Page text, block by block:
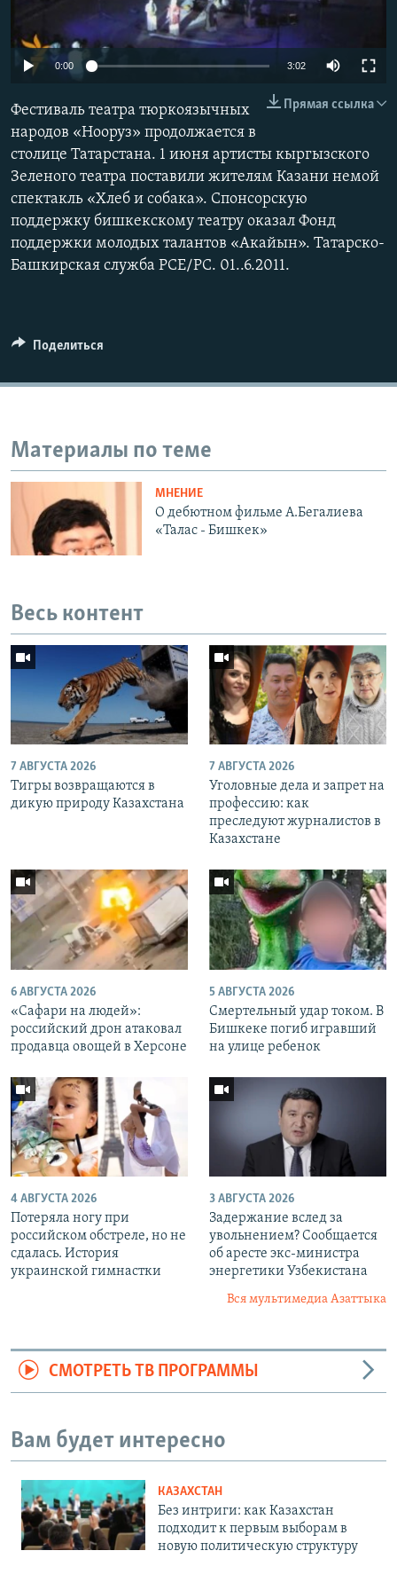
0:00 3:02
Прямая ссылка
Фестиваль театра тюркоязычных
народов «Нооруз» продолжается в
столице Татарстана. 1 июня артисты кыргызского
Зеленого театра поставили жителям Казани немой
спектакль «Хлеб и собака». Спонсорскую
поддержку бишкекскому театру оказал Фонд
поддержки молодых талантов «Акайын». Татарско-
Башкирская служба РСЕ/РС. 01..6.2011.
Поделиться
Материалы по теме
МНЕНИЕ
О дебютном фильме А.Бегалиева
«Талас - Бишкек»
Весь контент
7 АВГУСТА 2026
Тигры возвращаются в
дикую природу Казахстана
7 АВГУСТА 2026
Уголовные дела и запрет на
профессию: как
преследуют журналистов в
Казахстане
6 АВГУСТА 2026
«Cафари на людей»:
российский дрон атаковал
продавца овощей в Херсоне
5 АВГУСТА 2026
Смертельный удар током. В
Бишкеке погиб игравший
на улице ребенок
4 АВГУСТА 2026
Потеряла ногу при
российском обстреле, но не
сдалась. История
украинской гимнастки
3 АВГУСТА 2026
Задержание вслед за
увольнением? Сообщается
об аресте экс-министра
энергетики Узбекистана
Вся мультимедиа Азаттыка
СМОТРЕТЬ ТВ ПРОГРАММЫ
Вам будет интересно
КАЗАХСТАН
Без интриги: как Казахстан
подходит к первым выборам в
новую политическую структуру